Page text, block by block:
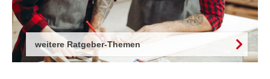
weitere Ratgeber-Themen